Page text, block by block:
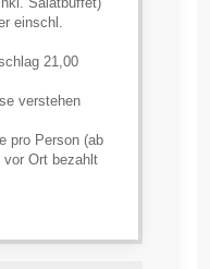
einschl.
21,00
verstehen
pro Person (ab
vor Ort bezahlt